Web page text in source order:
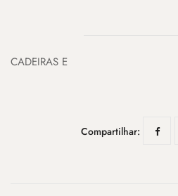
CADEIRAS E
Compartilhar: